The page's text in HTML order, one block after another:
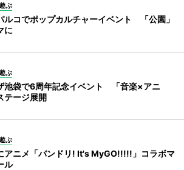
ぶ
ルコでポップカルチャーイベント 「公園」
に
ぶ
池袋で6周年記念イベント 「音楽×アニ
テージ展開
ぶ
アニメ「バンドリ! It's MyGO!!!!!」コラボマ
ル